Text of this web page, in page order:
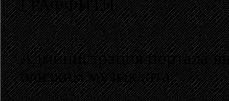
ГРАФФИТИ.
Администрация портала
близким музыканта.